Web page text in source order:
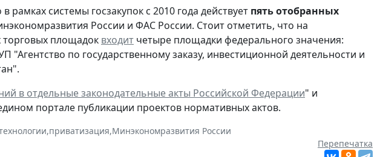
рамках системы госзакупок с 2010 года действует пять отобранных
России и ФАС России. Стоит отметить, что на
площадок входит четыре площадки федерального значения:
по государственному заказу, инвестиционной деятельности и
в отдельные законодательные акты Российской Федерации" и
портале публикации проектов нормативных актов.
,приватизация,Минэкономразвития России
Перепечатка